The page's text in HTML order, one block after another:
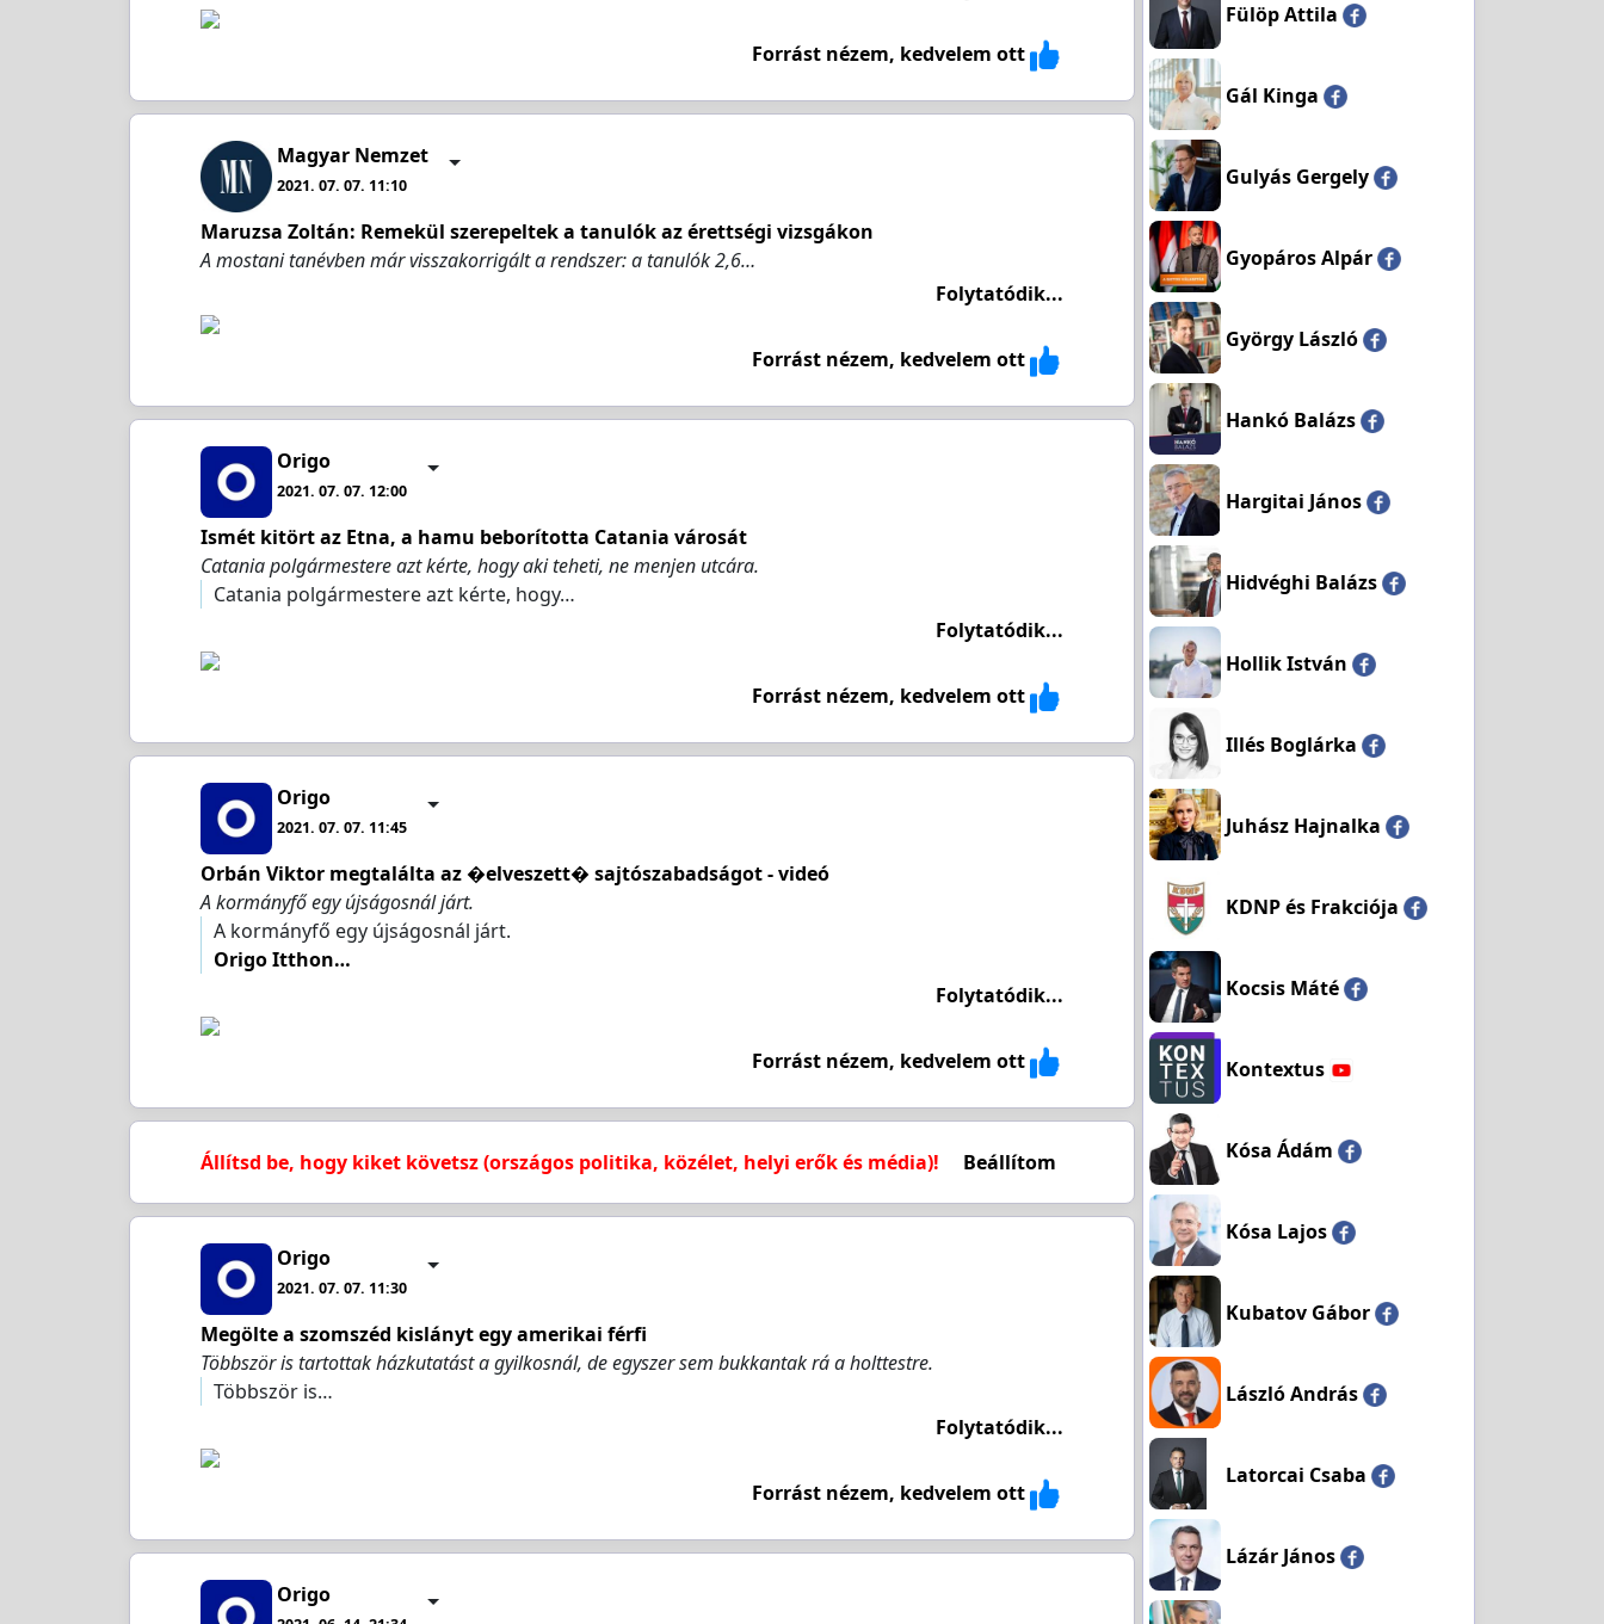
Forrást nézem, kedvelem ott
Magyar Nemzet
2021. 07. 07. 11:10
Maruzsa Zoltán: Remekül szerepeltek a tanulók az érettségi vizsgákon
A mostani tanévben már visszakorrigált a rendszer: a tanulók 2,6…
Folytatódik...
Forrást nézem, kedvelem ott
Origo
2021. 07. 07. 12:00
Ismét kitört az Etna, a hamu beborította Catania városát
Catania polgármestere azt kérte, hogy aki teheti, ne menjen utcára.
Catania polgármestere azt kérte, hogy…
Folytatódik...
Forrást nézem, kedvelem ott
Origo
2021. 07. 07. 11:45
Orbán Viktor megtalálta az �elveszett� sajtószabadságot - videó
A kormányfő egy újságosnál járt.
A kormányfő egy újságosnál járt.
Origo Itthon…
Folytatódik...
Forrást nézem, kedvelem ott
Állítsd be, hogy kiket követsz (országos politika, közélet, helyi erők és média)! Beállítom
Origo
2021. 07. 07. 11:30
Megölte a szomszéd kislányt egy amerikai férfi
Többször is tartottak házkutatást a gyilkosnál, de egyszer sem bukkantak rá a holttestre.
Többször is…
Folytatódik...
Forrást nézem, kedvelem ott
Origo
Fülöp Attila
Gál Kinga
Gulyás Gergely
Gyopáros Alpár
György László
Hankó Balázs
Hargitai János
Hidvéghi Balázs
Hollik István
Illés Boglárka
Juhász Hajnalka
KDNP és Frakciója
Kocsis Máté
Kontextus
Kósa Ádám
Kósa Lajos
Kubatov Gábor
László András
Latorcai Csaba
Lázár János